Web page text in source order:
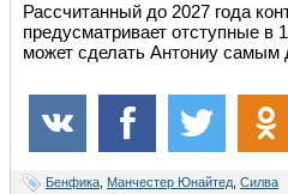
Рассчитанный до 2027 года
предусматривает отступные в
может сделать Антониу самым
Бенфика Манчестер Юнайтед Силва